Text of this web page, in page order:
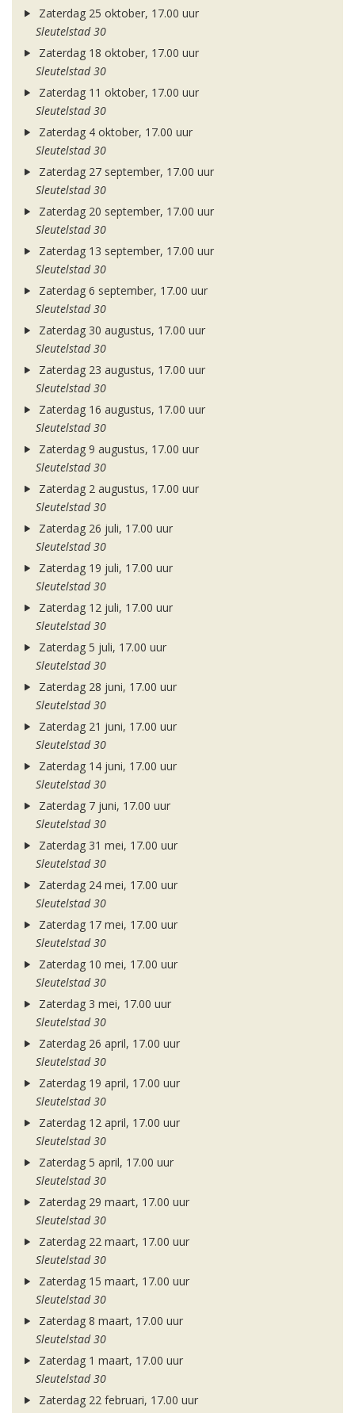
Zaterdag 25 oktober, 17.00 uur
Sleutelstad 30
Zaterdag 18 oktober, 17.00 uur
Sleutelstad 30
Zaterdag 11 oktober, 17.00 uur
Sleutelstad 30
Zaterdag 4 oktober, 17.00 uur
Sleutelstad 30
Zaterdag 27 september, 17.00 uur
Sleutelstad 30
Zaterdag 20 september, 17.00 uur
Sleutelstad 30
Zaterdag 13 september, 17.00 uur
Sleutelstad 30
Zaterdag 6 september, 17.00 uur
Sleutelstad 30
Zaterdag 30 augustus, 17.00 uur
Sleutelstad 30
Zaterdag 23 augustus, 17.00 uur
Sleutelstad 30
Zaterdag 16 augustus, 17.00 uur
Sleutelstad 30
Zaterdag 9 augustus, 17.00 uur
Sleutelstad 30
Zaterdag 2 augustus, 17.00 uur
Sleutelstad 30
Zaterdag 26 juli, 17.00 uur
Sleutelstad 30
Zaterdag 19 juli, 17.00 uur
Sleutelstad 30
Zaterdag 12 juli, 17.00 uur
Sleutelstad 30
Zaterdag 5 juli, 17.00 uur
Sleutelstad 30
Zaterdag 28 juni, 17.00 uur
Sleutelstad 30
Zaterdag 21 juni, 17.00 uur
Sleutelstad 30
Zaterdag 14 juni, 17.00 uur
Sleutelstad 30
Zaterdag 7 juni, 17.00 uur
Sleutelstad 30
Zaterdag 31 mei, 17.00 uur
Sleutelstad 30
Zaterdag 24 mei, 17.00 uur
Sleutelstad 30
Zaterdag 17 mei, 17.00 uur
Sleutelstad 30
Zaterdag 10 mei, 17.00 uur
Sleutelstad 30
Zaterdag 3 mei, 17.00 uur
Sleutelstad 30
Zaterdag 26 april, 17.00 uur
Sleutelstad 30
Zaterdag 19 april, 17.00 uur
Sleutelstad 30
Zaterdag 12 april, 17.00 uur
Sleutelstad 30
Zaterdag 5 april, 17.00 uur
Sleutelstad 30
Zaterdag 29 maart, 17.00 uur
Sleutelstad 30
Zaterdag 22 maart, 17.00 uur
Sleutelstad 30
Zaterdag 15 maart, 17.00 uur
Sleutelstad 30
Zaterdag 8 maart, 17.00 uur
Sleutelstad 30
Zaterdag 1 maart, 17.00 uur
Sleutelstad 30
Zaterdag 22 februari, 17.00 uur